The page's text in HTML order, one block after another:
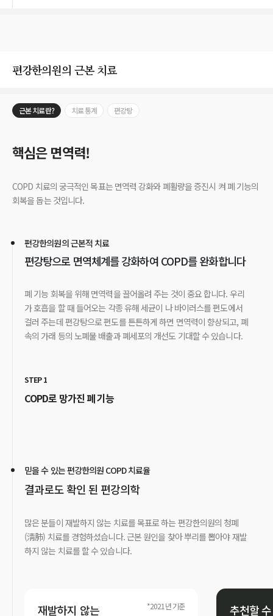
편강한의원의 근본 치료
근본 치료란? 치료 통계 편강탕
핵심은 면역력!
COPD 치료의 궁극적인 목표는 면역력 강화와 폐활량을 증진시 켜 폐 기능의
회복을 돕는 것입니다.
편강한의원의 근본적 치료
편강탕으로 면역체계를 강화하여 COPD를 완화합니다
폐 기능 회복을 위해 면역력을 끌어올려 주는 것이 중요 합니다. 우리
가 호흡을 할 때 들어오는 각종 유해 세균이 나 바이러스를 편도에서
걸러 주는데 편강탕으로 편도를 튼튼하게 하면 면역력이 향상되고, 폐
속의 가래 등의 노폐물 배출과 폐세포의 개선도 기대할 수 있습니다.
STEP 1
COPD로 망가진 폐 기능
믿을 수 있는 편강한의원 COPD 치료율
결과로도 확인 된 편강의학
많은 분들이 재발하지 않는 치료를 목표로 하는 편강한의원의 청폐
(淸肺) 치료를 경험하셨습니다. 근본 원인을 찾아 뿌리를 뽑아야 재발
하지 않는 치료를 할 수 있습니다.
*2021년 기준
재발하지 않는 추천할